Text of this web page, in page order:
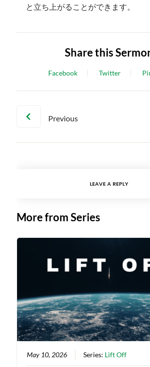
と立ち上がることができます。
Share this
Facebook Twitter
Previous
LEAVE A REPLY
More from Series
May 10, 2026 Series: Lift Off